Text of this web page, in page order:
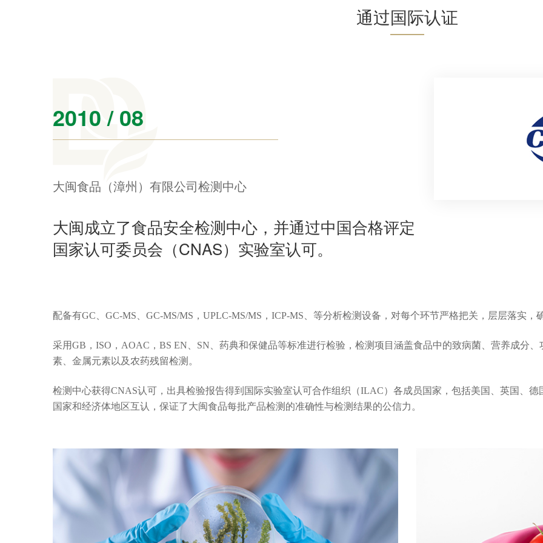
通过国际认证
2010 / 08
大闽食品（漳州）有限公司检测中心
大闽成立了食品安全检测中心，并通过中国合格评定
国家认可委员会（CNAS）实验室认可。
配备有GC、GC-MS、GC-MS/MS，UPLC-MS/MS，ICP-MS、等分析检测设备，对每个环节严格把关，层层落实，
采用GB，ISO，AOAC，BS EN、SN、药典和保健品等标准进行检验，检测项目涵盖食品中的致病菌、营养成分
素、金属元素以及农药残留检测。
检测中心获得CNAS认可，出具检验报告得到国际实验室认可合作组织（ILAC）各成员国家，包括美国、英国、
国家和经济体地区互认，保证了大闽食品每批产品检测的准确性与检测结果的公信力。